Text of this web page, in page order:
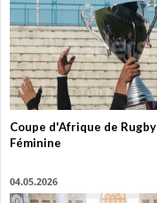
Coupe d'Afrique de Rugby
Féminine
04.05.2026